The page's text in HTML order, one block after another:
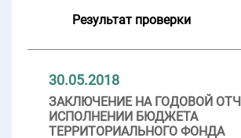
Результат проверки
30.05.2018
ЗАКЛЮЧЕНИЕ НА ГОДОВОЙ
ИСПОЛНЕНИИ БЮДЖЕТА
ТЕРРИТОРИАЛЬНОГО ФОНДА